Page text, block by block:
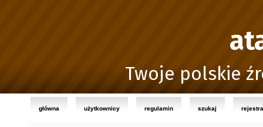
Twoje polskie
główna użytkownicy regulamin szukaj